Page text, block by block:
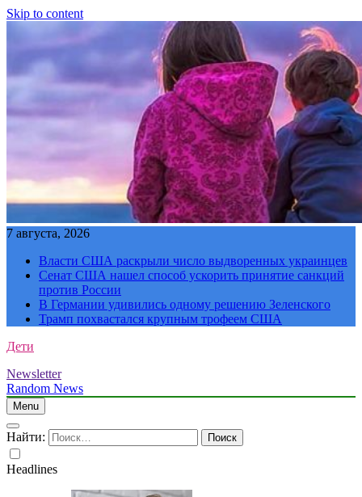
Skip to content
7 августа, 2026
Власти США раскрыли число выдворенных украинцев
Сенат США нашел способ ускорить принятие санкций
против России
В Германии удивились одному решению Зеленского
Трамп похвастался крупным трофеем США
Дети
Newsletter
Random News
Menu
Найти:
Headlines